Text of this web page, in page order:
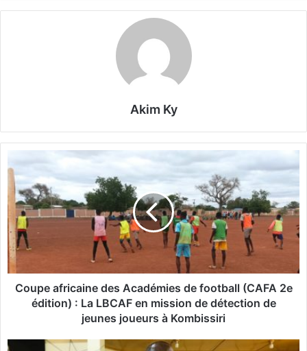
Akim Ky
o
a
r
i
e
Coupe africaine des Académies de football (CAFA 2e
édition) : La LBCAF en mission de détection de
jeunes joueurs à Kombissiri
T